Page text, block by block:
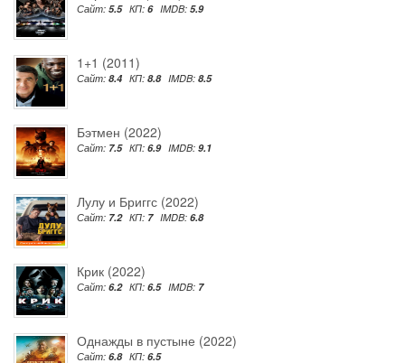
Сайт: 5.5 КП: 6 IMDB: 5.9
1+1 (2011)
Сайт: 8.4 КП: 8.8 IMDB: 8.5
Бэтмен (2022)
Сайт: 7.5 КП: 6.9 IMDB: 9.1
Лулу и Бриггс (2022)
Сайт: 7.2 КП: 7 IMDB: 6.8
Крик (2022)
Сайт: 6.2 КП: 6.5 IMDB: 7
Однажды в пустыне (2022)
Сайт: 6.8 КП: 6.5